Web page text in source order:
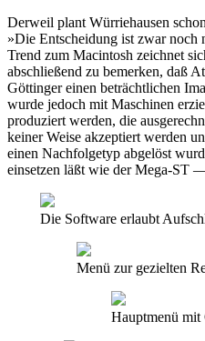
Derweil plant Würriehausen
»Die Entscheidung ist zwar noch
Trend zum Macintosh zeichnet
abschließend zu bemerken, daß
Göttinger einen beträchtlichen
wurde jedoch mit Maschinen
produziert werden, die
keiner Weise akzeptiert werden
einen Nachfolgetyp abgelöst
einsetzen läßt wie der Mega-ST
Die Software erlaubt
Menü zur gezielten
Hauptmenü mit